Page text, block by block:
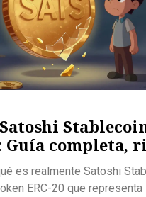
Guía completa,
en 2026
es realmente Satoshi
ERC-20 que